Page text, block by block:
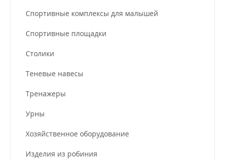
Спортивные комплексы для малышей
Спортивные площадки
Столики
Теневые навесы
Тренажеры
Урны
Хозяйственное оборудование
Изделия из робиния